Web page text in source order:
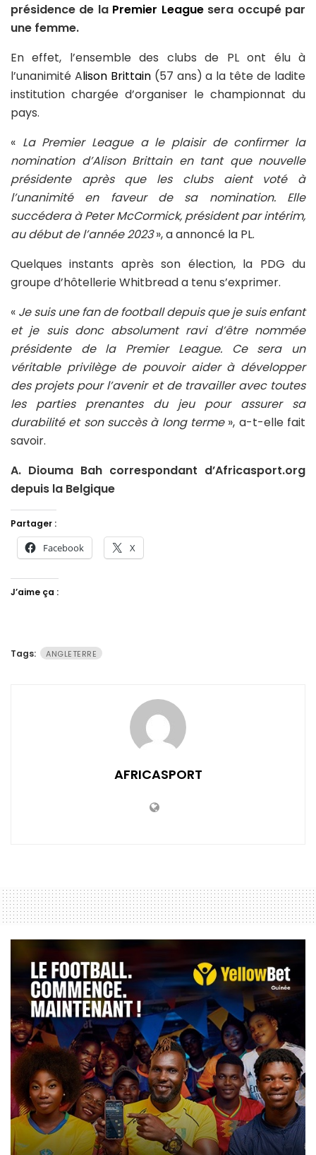
présidence de la Premier Leaguesera occupé par
une femme.
En effet, l’ensemble des clubs de PL ont élu à
l’unanimité Alison Brittain(57 ans) a la tête de ladite
institution chargée d’organiser le championnat du
pays.
« La Premier League a le plaisir de confirmer la
nomination d’Alison Brittain en tant que nouvelle
présidente après que les clubs aient voté à
l’unanimité en faveur de sa nomination. Elle
succédera à Peter McCormick, président par intérim,
au début de l’année 2023», a annoncé la PL.
Quelques instants après son élection, la PDG du
groupe d’hôtellerie Whitbread a tenu s’exprimer.
« Je suis une fan de football depuis que je suis enfant
et je suis donc absolument ravi d’être nommée
présidente de la Premier League. Ce sera un
véritable privilège de pouvoir aider à développer
des projets pour l’avenir et de travailler avec toutes
les parties prenantes du jeu pour assurer sa
durabilité et son succès à long terme», a-t-elle fait
savoir.
A. Diouma Bah correspondant d’Africasport.org
depuis la Belgique
Partager :
Facebook X
J’aime ça :
Tags: ANGLETERRE
AFRICASPORT